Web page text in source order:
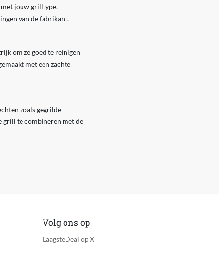
met jouw grilltype.
van de fabrikant.
om ze goed te reinigen
met een zachte
zoals gegrilde
grill te combineren met de
Volg ons op
LaagsteDeal op X